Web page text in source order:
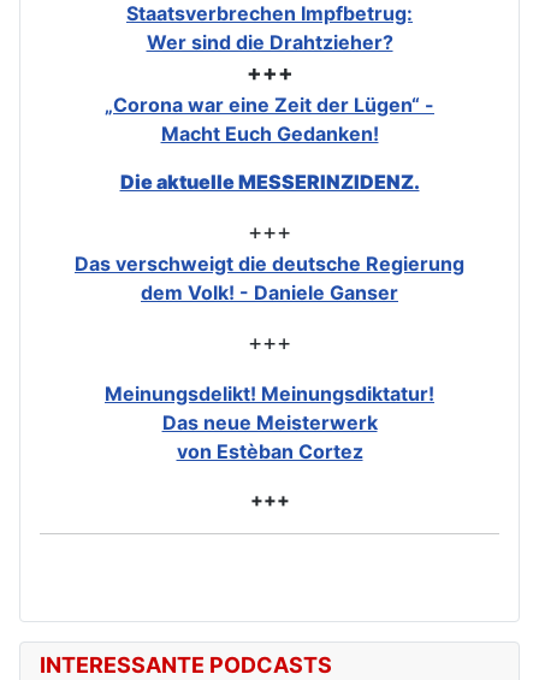
Staatsverbrechen Impfbetrug:
Wer sind die Drahtzieher?
+++
„Corona war eine Zeit der Lügen“ -
Macht Euch Gedanken!
Die aktuelle MESSERINZIDENZ.
+++
Das verschweigt die deutsche Regierung
dem Volk! - Daniele Ganser
+++
Meinungsdelikt! Meinungsdiktatur!
Das neue Meisterwerk
von Estèban Cortez
+++
INTERESSANTE PODCASTS